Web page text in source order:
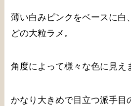
薄い白みピンクをベースに白
どの大粒ラメ。
角度によって様々な色に見え
かなり大きめで目立つ派手目